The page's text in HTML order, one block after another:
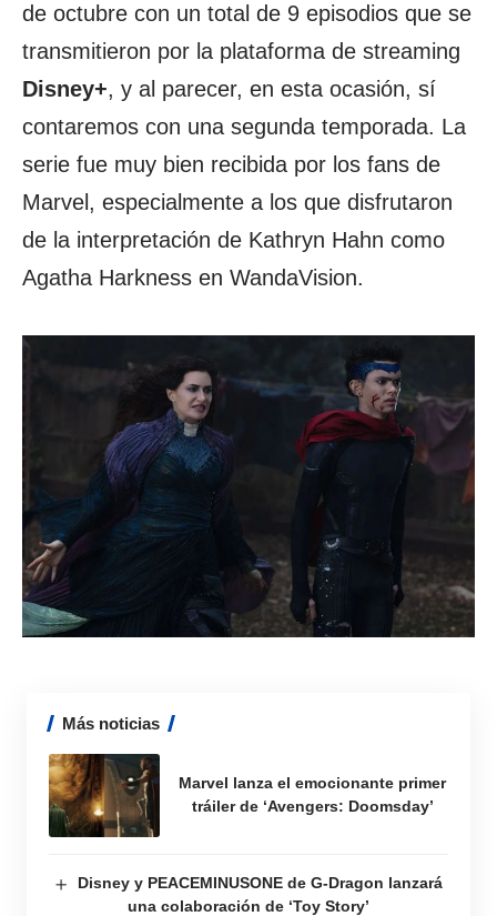
de octubre con un total de 9 episodios que se
transmitieron por la plataforma de streaming
Disney+, y al parecer, en esta ocasión, sí
contaremos con una segunda temporada. La
serie fue muy bien recibida por los fans de
Marvel, especialmente a los que disfrutaron
de la interpretación de Kathryn Hahn como
Agatha Harkness en WandaVision.
Más noticias
Marvel lanza el emocionante primer
tráiler de ‘Avengers: Doomsday’
Disney y PEACEMINUSONE de G-Dragon lanzará
una colaboración de ‘Toy Story’